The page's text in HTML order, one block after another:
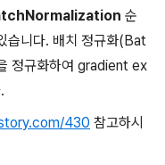
순
습니다. 배치 정규화(Bat
정규화하여 gradient ex
430 참고하시